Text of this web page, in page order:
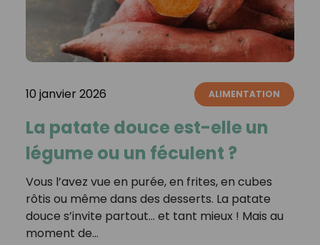
10 janvier 2026 ALIMENTATION
La patate douce est-elle un
légume ou un féculent ?
Vous l’avez vue en purée, en frites, en cubes
rôtis ou même dans des desserts. La patate
douce s’invite partout… et tant mieux ! Mais au
moment de…